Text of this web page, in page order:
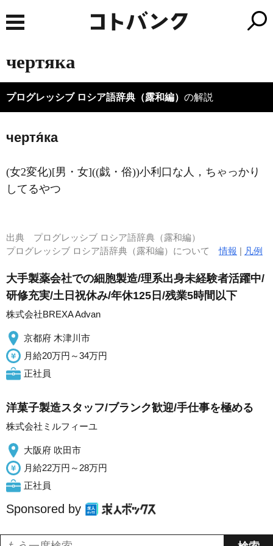
чертяка
プログレッシブ ロシア語辞典（露和編） の解説
чертя́ка
(女2変化)[男・女]((戯・俗))小利口な人，ちゃっかり
してるやつ
出典 プログレッシブ ロシア語辞典（露和編）
プログレッシブ ロシア語辞典（露和編）について情報 | 凡例
大手製薬会社での細胞製造/理系出身未経験者活躍中/
研修充実/土日祝休み/年休125日/残業5時間以下
株式会社BREXA Advan
京都府 木津川市
月給20万円～34万円
正社員
洋菓子製造スタッフ/ブランク歓迎/手仕事を極める
株式会社ミルフィーユ
大阪府 吹田市
月給22万円～28万円
正社員
Sponsored by